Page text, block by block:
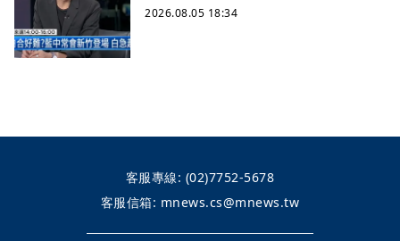
2026.08.05 18:34
客服專線: (02)7752-5678
客服信箱: mnews.cs@mnews.tw